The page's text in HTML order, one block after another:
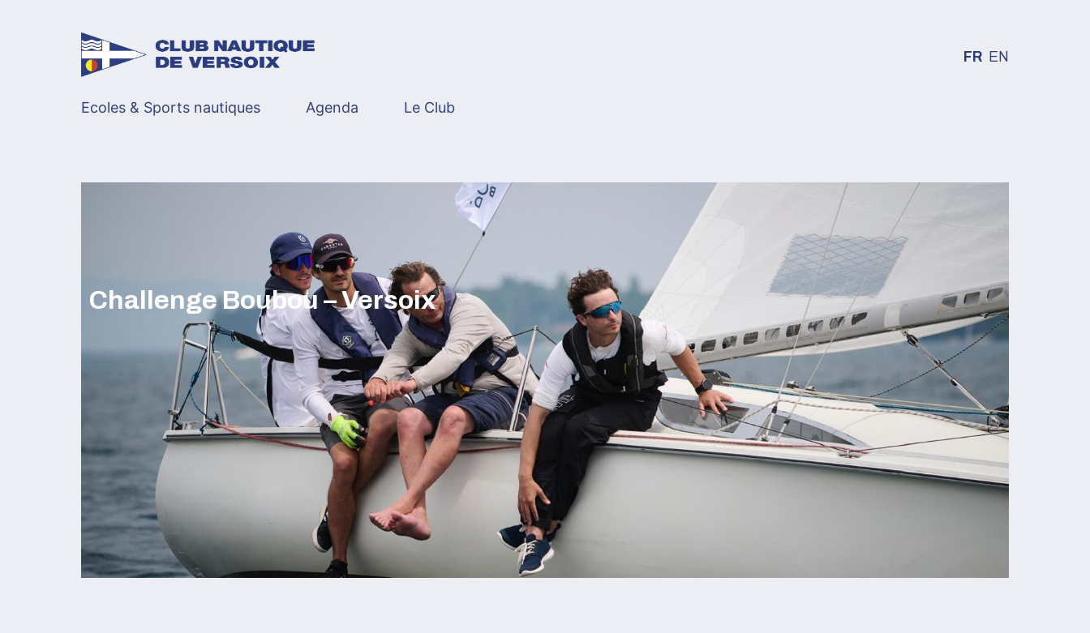
FR EN
Ecoles & Sports nautiques Agenda Le Club
Challenge Boubou – Versoix